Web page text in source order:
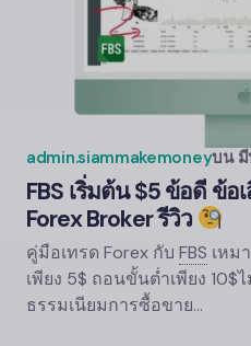
admin.siammakemoneyบน
FBS เริ่มต้น $5 ข้อดี ข้อ
Forex Broker รีวิว
คู่มือเทรด Forex กับ FBS เหม
เพียง 5$ ถอนขั้นต่ำเพียง
ธรรมเนียมการซื้อขาย…